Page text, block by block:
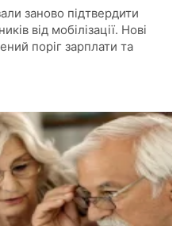
заново підтвердити
від мобілізації. Нові
поріг зарплати та